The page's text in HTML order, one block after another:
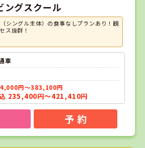
ングスクール
シングル主体）の食事なしプランあり！観
ス抜群！
車
円～383,100円
235,400円～421,410円
予 約